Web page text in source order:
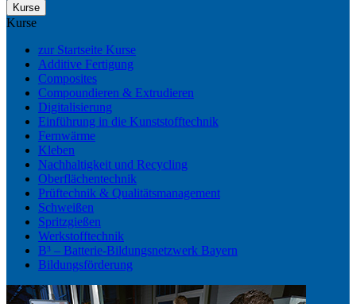
Kurse
Kurse
zur Startseite Kurse
Additive Fertigung
Composites
Compoundieren & Extrudieren
Digitalisierung
Einführung in die Kunststofftechnik
Fernwärme
Kleben
Nachhaltigkeit und Recycling
Oberflächentechnik
Prüftechnik & Qualitätsmanagement
Schweißen
Spritzgießen
Werkstofftechnik
B³ – Batterie-Bildungsnetzwerk Bayern
Bildungsförderung